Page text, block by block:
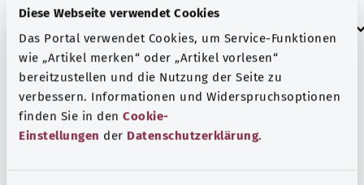
Diese Webseite verwendet Cookies
Das Portal verwendet Cookies, um Service-Funktionen
wie „Artikel merken“ oder „Artikel vorlesen“
bereitzustellen und die Nutzung der Seite zu
verbessern. Informationen und Widerspruchsoptionen
finden Sie in den Cookie-
Einstellungen der Datenschutzerklärung.
المصدر
The explanations of ICD and OPS codes are provided by
the non-profit organization “Was hab’ ich?”